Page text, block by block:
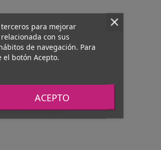
nocivas
para mejorar
con sus
de navegación. Para
botón Acepto.
ACEPTO